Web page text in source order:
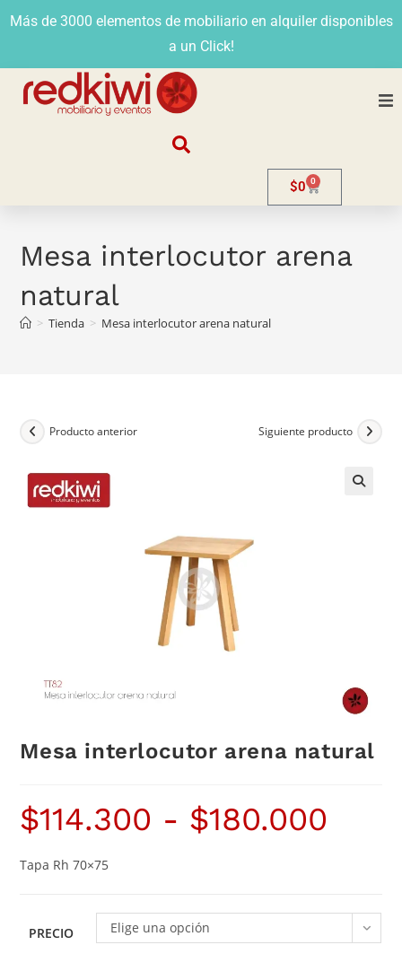
Más de 3000 elementos de mobiliario en alquiler disponibles
a un Click!
$0 0
Mesa interlocutor arena
natural
> Tienda > Mesa interlocutor arena natural
Producto anterior Siguiente producto
Mesa interlocutor arena natural
$114.300 - $180.000
Tapa Rh 70×75
PRECIO Elige una opción